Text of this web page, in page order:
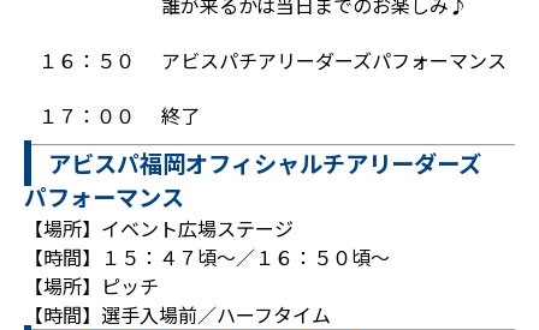
１６：５０
アビスパチアリーダーズパフォーマンス
１７：００
終了
アビスパ福岡オフィシャルチアリーダーズ
パフォーマンス
【場所】イベント広場ステージ
【時間】１５：４７頃～／１６：５０頃～
【場所】ピッチ
【時間】選手入場前／ハーフタイム